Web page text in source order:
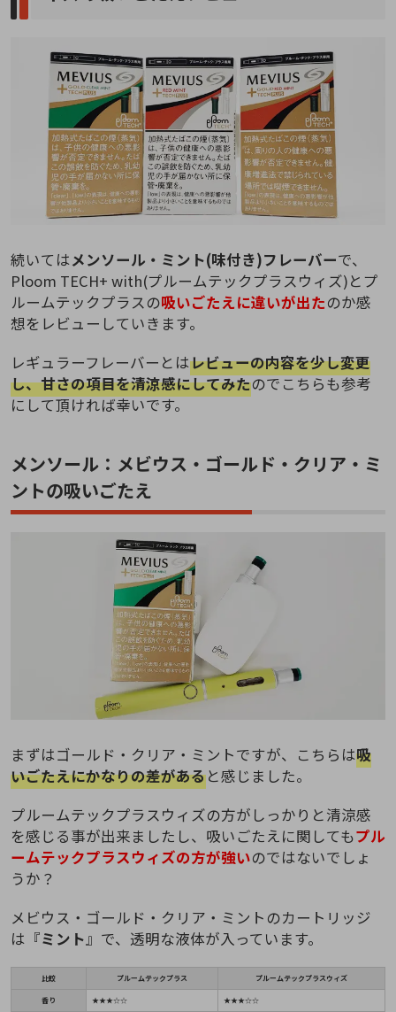
続いてはメンソール・ミント(味付き)フレーバーで、
Ploom TECH+ with(プルームテックプラスウィズ)とプ
ルームテックプラスの吸いごたえに違いが出たのか感
想をレビューしていきます。
レギュラーフレーバーとはレビューの内容を少し変更
し、甘さの項目を清涼感にしてみたのでこちらも参考
にして頂ければ幸いです。
メンソール：メビウス・ゴールド・クリア・ミ
ントの吸いごたえ
まずはゴールド・クリア・ミントですが、こちらは吸
いごたえにかなりの差があると感じました。
プルームテックプラスウィズの方がしっかりと清涼感
を感じる事が出来ましたし、吸いごたえに関してもプル
ームテックプラスウィズの方が強いのではないでしょ
うか？
メビウス・ゴールド・クリア・ミントのカートリッジ
は『ミント』で、透明な液体が入っています。
比較 プルームテックプラス プルームテックプラスウィズ
香り ★★★☆☆ ★★★☆☆